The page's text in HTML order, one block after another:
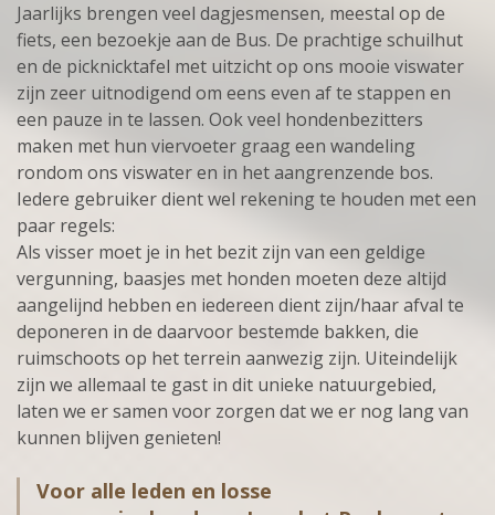
Jaarlijks brengen veel dagjesmensen, meestal op de
fiets, een bezoekje aan de Bus. De prachtige schuilhut
en de picknicktafel met uitzicht op ons mooie viswater
zijn zeer uitnodigend om eens even af te stappen en
een pauze in te lassen. Ook veel hondenbezitters
maken met hun viervoeter graag een wandeling
rondom ons viswater en in het aangrenzende bos.
Iedere gebruiker dient wel rekening te houden met een
paar regels:
Als visser moet je in het bezit zijn van een geldige
vergunning, baasjes met honden moeten deze altijd
aangelijnd hebben en iedereen dient zijn/haar afval te
deponeren in de daarvoor bestemde bakken, die
ruimschoots op het terrein aanwezig zijn. Uiteindelijk
zijn we allemaal te gast in dit unieke natuurgebied,
laten we er samen voor zorgen dat we er nog lang van
kunnen blijven genieten!
Voor alle leden en losse